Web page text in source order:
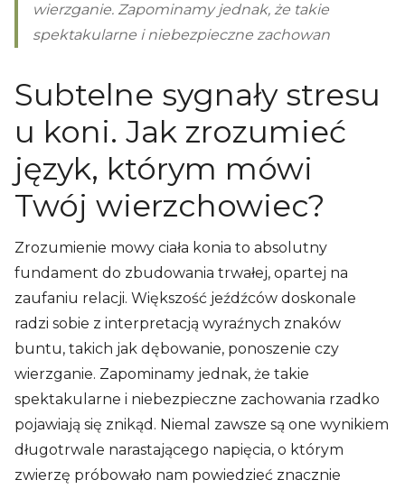
wierzganie. Zapominamy jednak, że takie
spektakularne i niebezpieczne zachowan
Subtelne sygnały stresu
u koni. Jak zrozumieć
język, którym mówi
Twój wierzchowiec?
Zrozumienie mowy ciała konia to absolutny
fundament do zbudowania trwałej, opartej na
zaufaniu relacji. Większość jeźdźców doskonale
radzi sobie z interpretacją wyraźnych znaków
buntu, takich jak dębowanie, ponoszenie czy
wierzganie. Zapominamy jednak, że takie
spektakularne i niebezpieczne zachowania rzadko
pojawiają się znikąd. Niemal zawsze są one wynikiem
długotrwale narastającego napięcia, o którym
zwierzę próbowało nam powiedzieć znacznie